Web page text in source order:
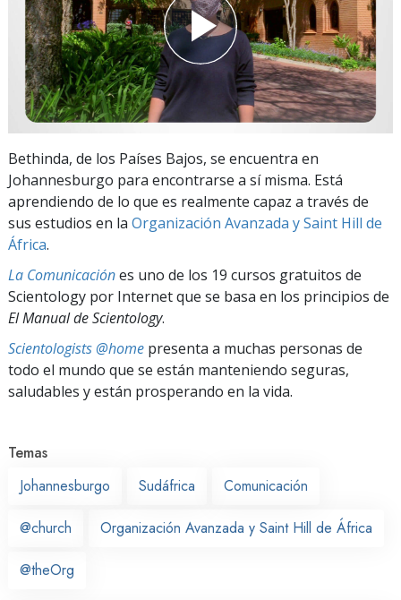
Bethinda, de los Países Bajos, se encuentra en
Johannesburgo para encontrarse a sí misma. Está
aprendiendo de lo que es realmente capaz a través de
sus estudios en la Organización Avanzada y Saint Hill de
África.
La Comunicaciónes uno de los 19 cursos gratuitos de
Scientology por Internet que se basa en los principios de
El Manual de Scientology.
Scientologists @home presenta a muchas personas de
todo el mundo que se están manteniendo seguras,
saludables y están prosperando en la vida.
Temas
Johannesburgo
Sudáfrica Comunicación
@church Organización Avanzada y Saint Hill de África
@theOrg